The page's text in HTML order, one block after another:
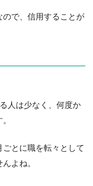
ので、信用することが
人は少なく、何度か
とに職を転々として
よね。